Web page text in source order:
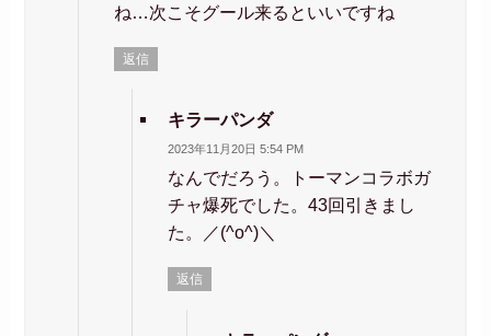
ね…次こそグール来るといいですね
返信
キラーパンダ
2023年11月20日 5:54 PM
なんでだろう。トーマンコラボガ
チャ爆死でした。43回引きまし
た。／(^o^)＼
返信